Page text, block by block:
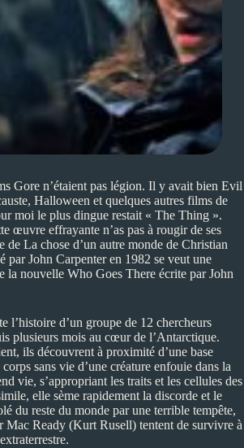
Gore n’étaient pas légion. Il y avait bien Evil
Halloween et quelques autres films de
moi le plus dingue restait « The Thing ».
œuvre effrayante n’as pas à rougir de ses
de La chose d’un autre monde de Christian
par John Carpenter en 1982 se veut une
la nouvelle Who Goes There écrite par John
l’histoire d’un groupe de 12 chercheurs
plusieurs mois au cœur de l’Antarctique.
ils découvrent à proximité d’une base
sans vie d’une créature enfouie dans la
vie, s’appropriant les traits et les cellules des
elle sème rapidement la discorde et le
du reste du monde par une terrible tempête,
Mac Ready (Kurt Rusell) tentent de survivre à